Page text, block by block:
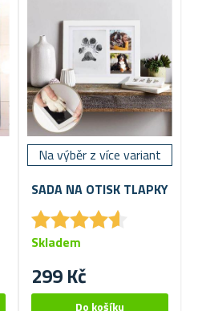
Na výběr z více variant
SADA NA OTISK TLAPKY
★★★★★
★★★★★
299 Kč
Skladem